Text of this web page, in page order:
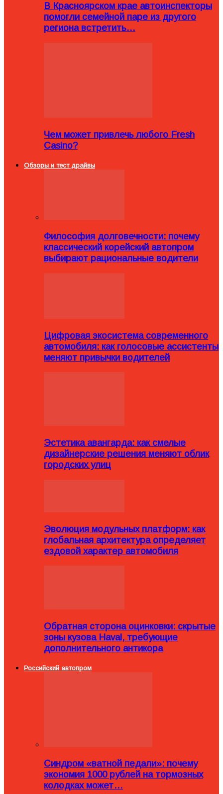
В Красноярском крае автоинспекторы
помогли семейной паре из другого
региона встретить…
Чем может привлечь любого Fresh
Casino?
Обзоры и тест драйвы
Философия долговечности: почему
классический корейский автопром
выбирают рациональные водители
Цифровая экосистема современного
автомобиля: как голосовые ассистенты
меняют привычки водителей
Эстетика авангарда: как смелые
дизайнерские решения меняют облик
городских улиц
Эволюция модульных платформ: как
глобальная архитектура определяет
ездовой характер автомобиля
Обратная сторона оцинковки: скрытые
зоны кузова Haval, требующие
дополнительного антикора
Российский автопром
Синдром «ватной педали»: почему
экономия 1000 рублей на тормозных
колодках может…